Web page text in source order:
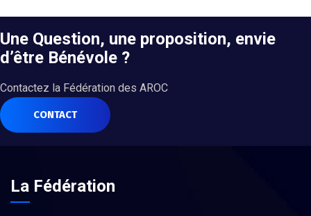
Une Question, une proposition, envie
d’être Bénévole ?
Contactez la Fédération des AROC
CONTACT
La Fédération